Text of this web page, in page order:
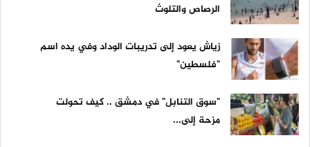
الرصاص والتلوث
زياش يعود إلى تدريبات الوداد وفي يده اسم
"فلسطين"
"سوق التنابل" في دمشق .. كيف تحولت
مزحة إلى...